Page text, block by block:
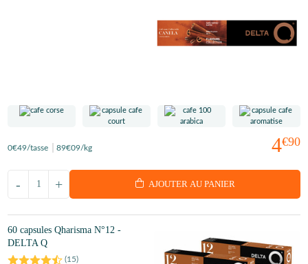
4€90
0€49/tasse 89€09/kg
+
- AJOUTER AU PANIER
60 capsules Qharisma N°12 -
DELTA Q
(15)